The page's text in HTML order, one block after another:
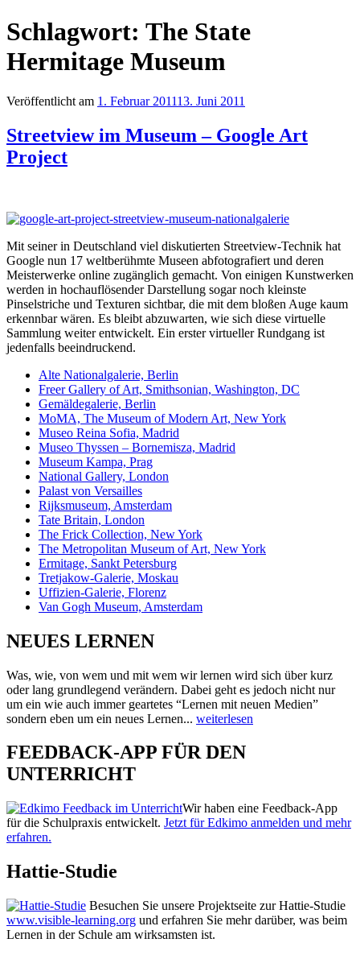
Schlagwort: The State
Hermitage Museum
Veröffentlicht am 1. Februar 201113. Juni 2011
Streetview im Museum – Google Art
Project
Mit seiner in Deutschland viel diskutierten Streetview-Technik hat
Google nun 17 weltberühmte Museen abfotografiert und deren
Meisterwerke online zugänglich gemacht. Von einigen Kunstwerken
werden in hochauflösender Darstellung sogar noch kleinste
Pinselstriche und Texturen sichtbar, die mit dem bloßen Auge kaum
erkennbar wären. Es bleibt abzuwarten, wie sich diese virtuelle
Sammlung weiter entwickelt. Ein erster virtueller Rundgang ist
jedenfalls beeindruckend.
Alte Nationalgalerie, Berlin
Freer Gallery of Art, Smithsonian, Washington, DC
Gemäldegalerie, Berlin
MoMA, The Museum of Modern Art, New York
Museo Reina Sofia, Madrid
Museo Thyssen – Bornemisza, Madrid
Museum Kampa, Prag
National Gallery, London
Palast von Versailles
Rijksmuseum, Amsterdam
Tate Britain, London
The Frick Collection, New York
The Metropolitan Museum of Art, New York
Ermitage, Sankt Petersburg
Tretjakow-Galerie, Moskau
Uffizien-Galerie, Florenz
Van Gogh Museum, Amsterdam
NEUES LERNEN
Was, wie, von wem und mit wem wir lernen wird sich über kurz
oder lang grundlegend verändern. Dabei geht es jedoch nicht nur
um ein wie auch immer geartetes “Lernen mit neuen Medien”
sondern eben um ein neues Lernen... weiterlesen
FEEDBACK-APP FÜR DEN
UNTERRICHT
Wir haben eine Feedback-App
für die Schulpraxis entwickelt. Jetzt für Edkimo anmelden und mehr
erfahren.
Hattie-Studie
Besuchen Sie unsere Projektseite zur Hattie-Studie
www.visible-learning.org und erfahren Sie mehr darüber, was beim
Lernen in der Schule am wirksamsten ist.